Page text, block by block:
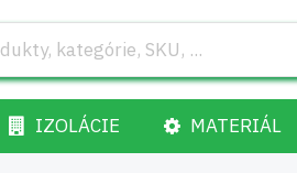
IZOLÁCIE MATERIÁL